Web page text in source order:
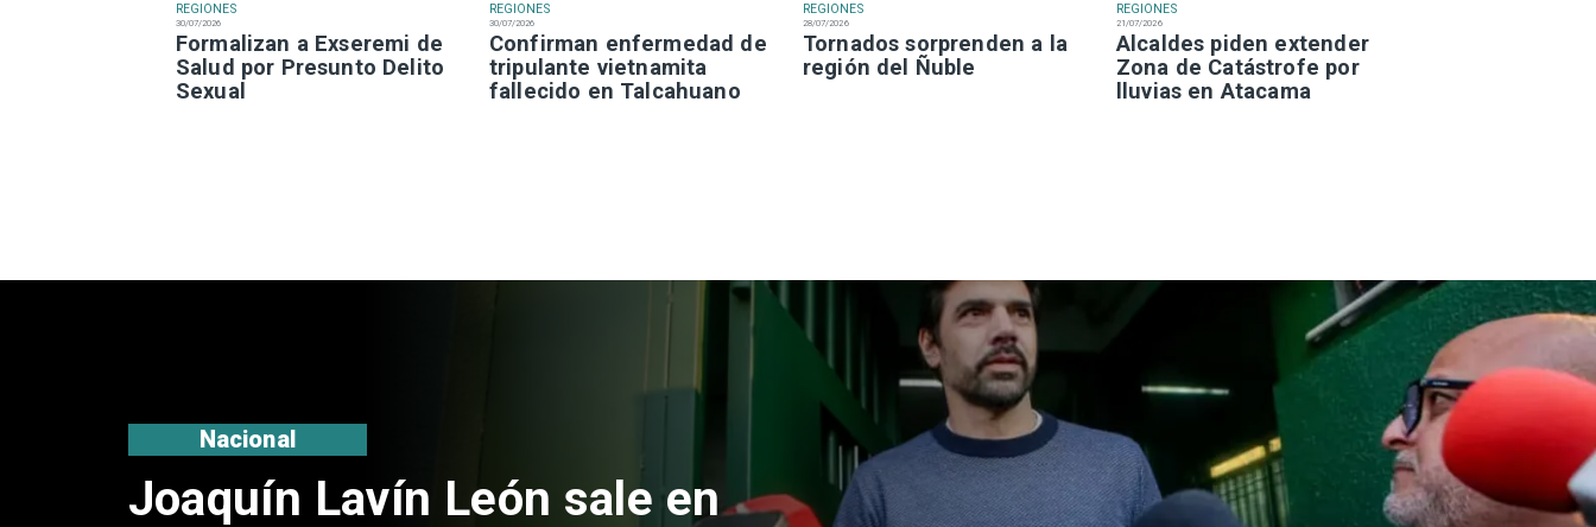
REGIONES
30/07/2026
Formalizan a Exseremi de
Salud por Presunto Delito
Sexual
REGIONES
30/07/2026
Confirman enfermedad de
tripulante vietnamita
fallecido en Talcahuano
REGIONES
28/07/2026
Tornados sorprenden a la
región del Ñuble
REGIONES
21/07/2026
Alcaldes piden extender
Zona de Catástrofe por
lluvias en Atacama
Chile y Venezuela formalizan
Nacional